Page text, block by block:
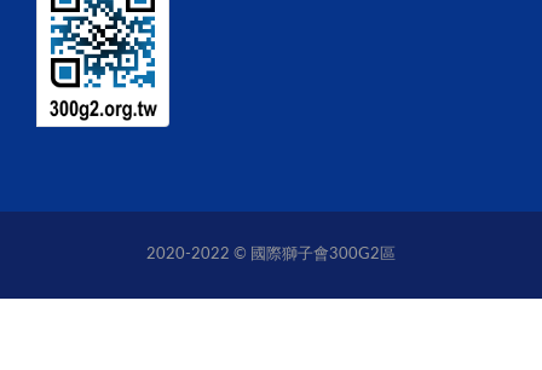
2020-2022 © 國際獅子會300G2區